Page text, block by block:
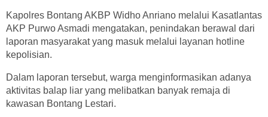
Kapolres Bontang AKBP Widho Anriano melalui Kasatlantas
AKP Purwo Asmadi mengatakan, penindakan berawal dari
laporan masyarakat yang masuk melalui layanan hotline
kepolisian.
Dalam laporan tersebut, warga menginformasikan adanya
aktivitas balap liar yang melibatkan banyak remaja di
kawasan Bontang Lestari.